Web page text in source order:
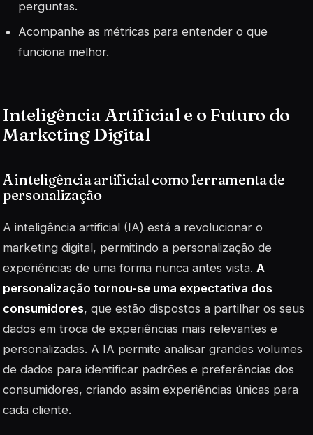
perguntas.
Acompanhe as métricas para entender o que
funciona melhor.
Inteligência Artificial e o Futuro do
Marketing Digital
A inteligência artificial como ferramenta de
personalização
A inteligência artificial (IA) está a revolucionar o
marketing digital, permitindo a personalização de
experiências de uma forma nunca antes vista. A
personalização tornou-se uma expectativa dos
consumidores, que estão dispostos a partilhar os seus
dados em troca de experiências mais relevantes e
personalizadas. A IA permite analisar grandes volumes
de dados para identificar padrões e preferências dos
consumidores, criando assim experiências únicas para
cada cliente.